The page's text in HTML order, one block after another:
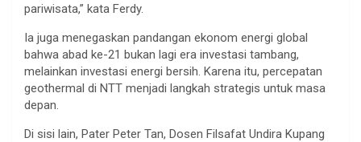
pariwisata,” kata Ferdy.
Ia juga menegaskan pandangan ekonom energi global
bahwa abad ke-21 bukan lagi era investasi tambang,
melainkan investasi energi bersih. Karena itu, percepatan
geothermal di NTT menjadi langkah strategis untuk masa
depan.
Di sisi lain, Pater Peter Tan, Dosen Filsafat Undira Kupang